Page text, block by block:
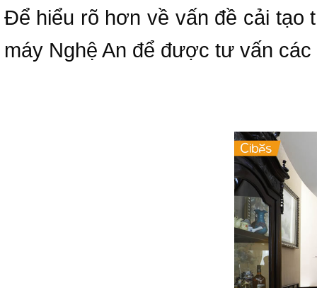
Để hiểu rõ hơn về vấn đề cải tạo
máy Nghệ An để được tư vấn